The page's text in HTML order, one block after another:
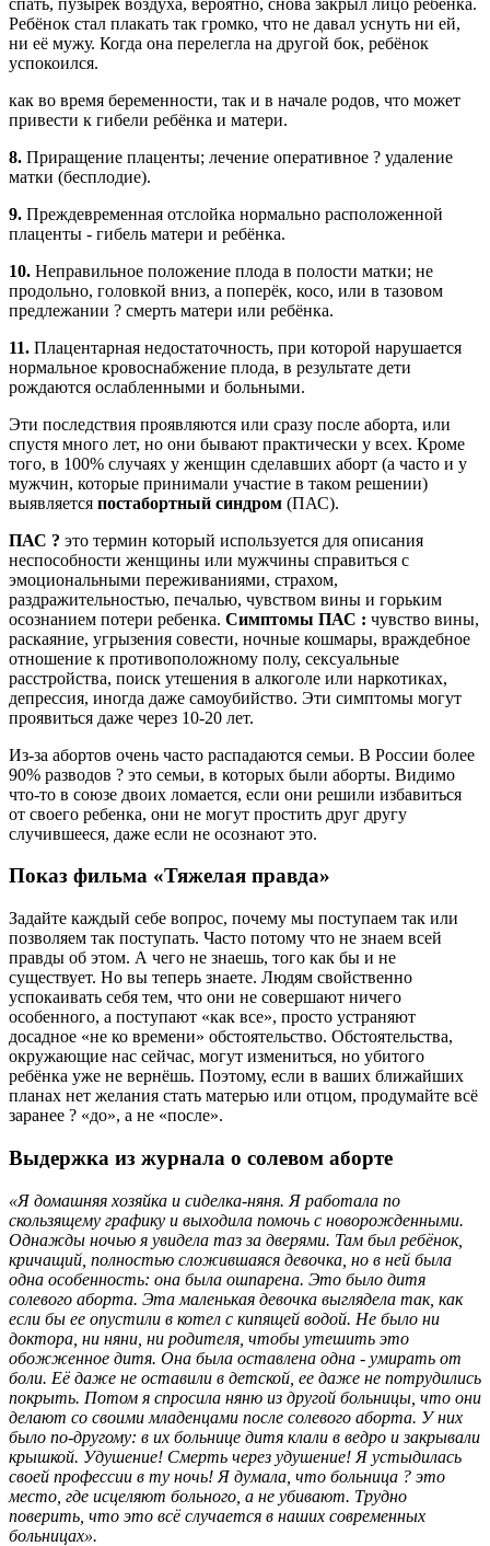
Ребёнок стал плакать так громко, что не давал уснуть ни ей,
ни её мужу. Когда она перелегла на другой бок, ребёнок
успокоился.
как во время беременности, так и в начале родов, что может
привести к гибели ребёнка и матери.
8. Приращение плаценты; лечение оперативное ? удаление
матки (бесплодие).
9. Преждевременная отслойка нормально расположенной
плаценты - гибель матери и ребёнка.
10. Неправильное положение плода в полости матки; не
продольно, головкой вниз, а поперёк, косо, или в тазовом
предлежании ? смерть матери или ребёнка.
11. Плацентарная недостаточность, при которой нарушается
нормальное кровоснабжение плода, в результате дети
рождаются ослабленными и больными.
Эти последствия проявляются или сразу после аборта, или
спустя много лет, но они бывают практически у всех. Кроме
того, в 100% случаях у женщин сделавших аборт (а часто и у
мужчин, которые принимали участие в таком решении)
выявляется постабортный синдром (ПАС).
ПАС ? это термин который используется для описания
неспособности женщины или мужчины справиться с
эмоциональными переживаниями, страхом,
раздражительностью, печалью, чувством вины и горьким
осознанием потери ребенка. Симптомы ПАС : чувство вины,
раскаяние, угрызения совести, ночные кошмары, враждебное
отношение к противоположному полу, сексуальные
расстройства, поиск утешения в алкоголе или наркотиках,
депрессия, иногда даже самоубийство. Эти симптомы могут
проявиться даже через 10-20 лет.
Из-за абортов очень часто распадаются семьи. В России более
90% разводов ? это семьи, в которых были аборты. Видимо
что-то в союзе двоих ломается, если они решили избавиться
от своего ребенка, они не могут простить друг другу
случившееся, даже если не осознают это.
Показ фильма «Тяжелая правда»
Задайте каждый себе вопрос, почему мы поступаем так или
позволяем так поступать. Часто потому что не знаем всей
правды об этом. А чего не знаешь, того как бы и не
существует. Но вы теперь знаете. Людям свойственно
успокаивать себя тем, что они не совершают ничего
особенного, а поступают «как все», просто устраняют
досадное «не ко времени» обстоятельство. Обстоятельства,
окружающие нас сейчас, могут измениться, но убитого
ребёнка уже не вернёшь. Поэтому, если в ваших ближайших
планах нет желания стать матерью или отцом, продумайте всё
заранее ? «до», а не «после».
Выдержка из журнала о солевом аборте
«Я домашняя хозяйка и сиделка-няня. Я работала по
скользящему графику и выходила помочь с новорожденными.
Однажды ночью я увидела таз за дверями. Там был ребёнок,
кричащий, полностью сложившаяся девочка, но в ней была
одна особенность: она была ошпарена. Это было дитя
солевого аборта. Эта маленькая девочка выглядела так, как
если бы ее опустили в котел с кипящей водой. Не было ни
доктора, ни няни, ни родителя, чтобы утешить это
обожженное дитя. Она была оставлена одна - умирать от
боли. Её даже не оставили в детской, ее даже не потрудились
покрыть. Потом я спросила няню из другой больницы, что они
делают со своими младенцами после солевого аборта. У них
было по-другому: в их больнице дитя клали в ведро и закрывали
крышкой. Удушение! Смерть через удушение! Я устыдилась
своей профессии в ту ночь! Я думала, что больница ? это
место, где исцеляют больного, а не убивают. Трудно
поверить, что это всё случается в наших современных
больницах».